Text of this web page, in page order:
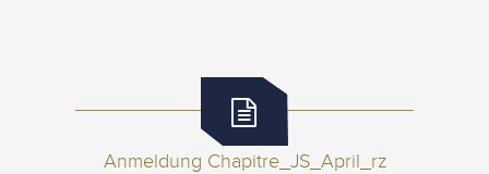
Anmeldung Chapitre_JS_April_rz